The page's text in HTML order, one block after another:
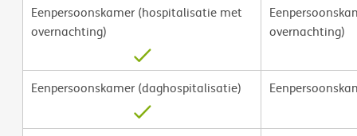
Eenpersoonskamer (hospitalisatie met
overnachting)
Eenpersoonskamer (daghospitalisatie)
overnachting)